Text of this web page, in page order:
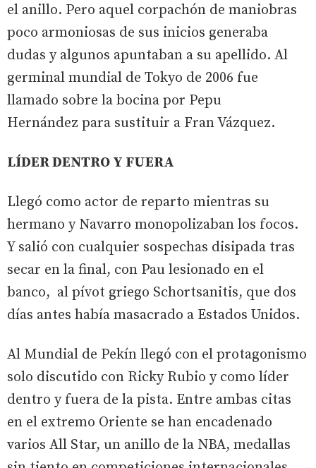
el anillo. Pero aquel corpachón de maniobras
poco armoniosas de sus inicios generaba
dudas y algunos apuntaban a su apellido. Al
germinal mundial de Tokyo de 2006 fue
llamado sobre la bocina por Pepu
Hernández para sustituir a Fran Vázquez.
LÍDER DENTRO Y FUERA
Llegó como actor de reparto mientras su
hermano y Navarro monopolizaban los focos.
Y salió con cualquier sospechas disipada tras
secar en la final, con Pau lesionado en el
banco, al pívot griego Schortsanitis, que dos
días antes había masacrado a Estados Unidos.
Al Mundial de Pekín llegó con el protagonismo
solo discutido con Ricky Rubio y como líder
dentro y fuera de la pista. Entre ambas citas
en el extremo Oriente se han encadenado
varios All Star, un anillo de la NBA, medallas